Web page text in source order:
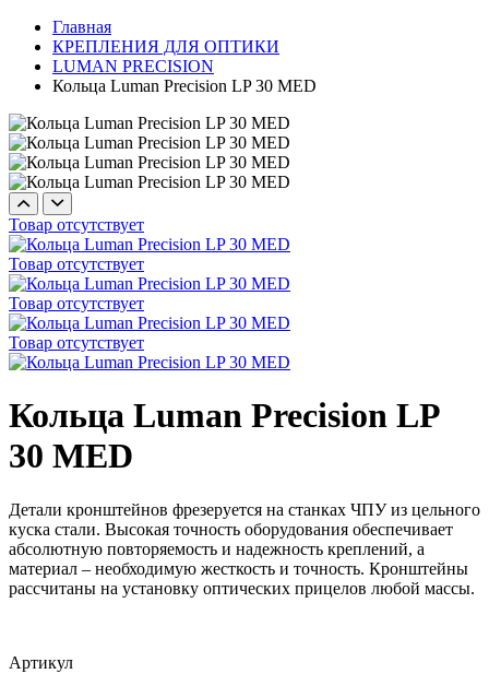
Главная
КРЕПЛЕНИЯ ДЛЯ ОПТИКИ
LUMAN PRECISION
Кольца Luman Precision LP 30 MED
Товар отсутствует
Товар отсутствует
Товар отсутствует
Товар отсутствует
Кольца Luman Precision LP
30 MED
Детали кронштейнов фрезеруется на станках ЧПУ из цельного
куска стали. Высокая точность оборудования обеспечивает
абсолютную повторяемость и надежность креплений, а
материал – необходимую жесткость и точность. Кронштейны
рассчитаны на установку оптических прицелов любой массы.
Артикул